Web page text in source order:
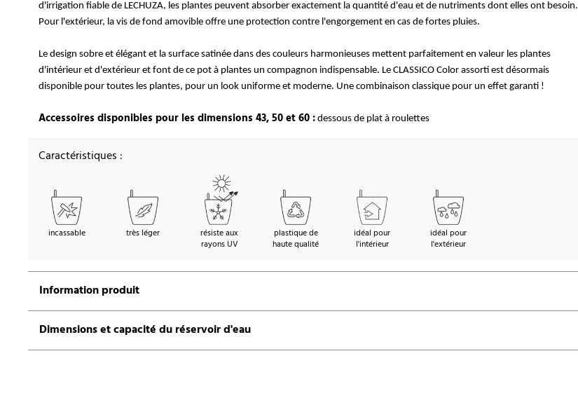
d'irrigation fiable de LECHUZA, les plantes peuvent absorber exactement la quantité d'eau et de nutriments dont elles ont besoin.
Pour l'extérieur, la vis de fond amovible offre une protection contre l'engorgement en cas de fortes pluies.
Le design sobre et élégant et la surface satinée dans des couleurs harmonieuses mettent parfaitement en valeur les plantes
d'intérieur et d'extérieur et font de ce pot à plantes un compagnon indispensable. Le CLASSICO Color assorti est désormais
disponible pour toutes les plantes, pour un look uniforme et moderne. Une combinaison classique pour un effet garanti !
Accessoires disponibles pour les dimensions 43, 50 et 60 : dessous de plat à roulettes
Caractéristiques :
incassable très léger
résiste aux
rayons UV
plastique de
haute qualité
idéal pour
l'intérieur
idéal pour
l'extérieur
Information produit
Dimensions et capacité du réservoir d'eau